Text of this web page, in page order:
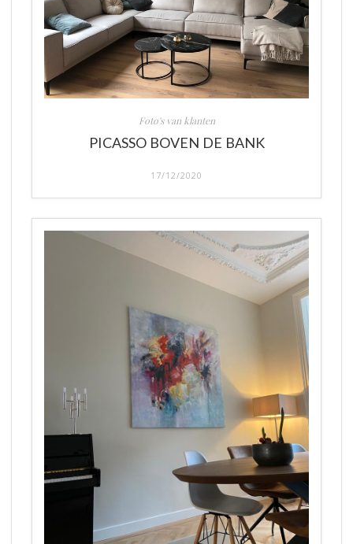
Foto's van klanten
PICASSO BOVEN DE BANK
17/12/2020